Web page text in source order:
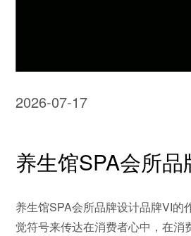
2026-07-17
养生馆SPA会所品
养生馆SPA会所品牌设计品牌VI的
觉符号来传达在消费者心中，在消